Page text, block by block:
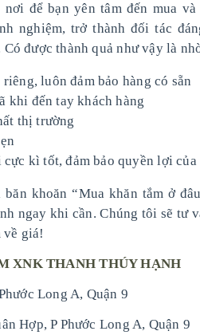
nơi để bạn yên tâm đến mua
nghiệm, trở thành đối tác
được thành quả như vậy là
luôn đảm bảo hàng có sẵn
khi đến tay khách hàng
thị trường
cực kì tốt, đảm bảo quyền lợi của
khoăn “Mua khăn tắm ở
ngay khi cần. Chúng tôi sẽ tư
về giá!
XNK THANH THÚY HẠNH
Long A, Quận 9
Hợp, P Phước Long A, Quận 9